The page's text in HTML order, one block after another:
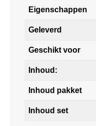
Eigenschappen
Geleverd
Geschikt voor
Inhoud:
Inhoud pakket
Inhoud set